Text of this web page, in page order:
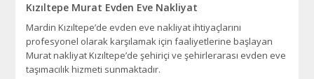
Kızıltepe Murat Evden Eve Nakliyat
Mardin Kızıltepe’de evden eve nakliyat ihtiyaçlarını
profesyonel olarak karşılamak için faaliyetlerine başlayan
Murat nakliyat Kızıltepe’de şehiriçi ve şehirlerarası evden eve
taşımacılık hizmeti sunmaktadır.